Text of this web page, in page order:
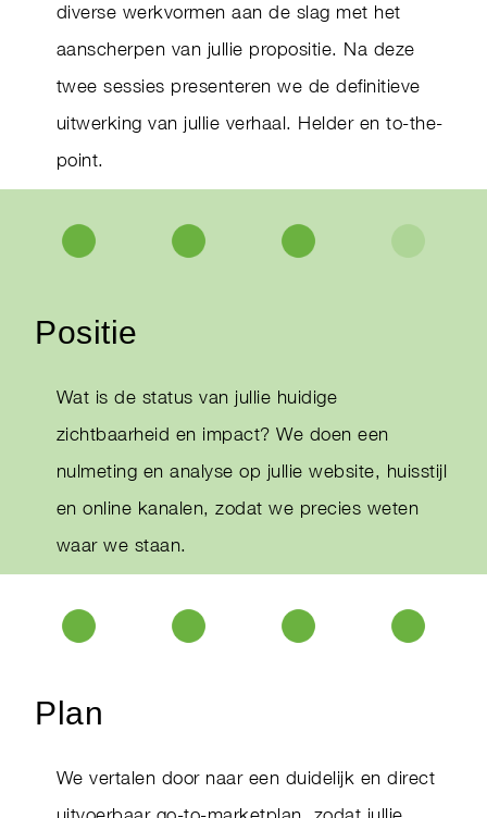
diverse werkvormen aan de slag met het
aanscherpen van jullie propositie. Na deze
twee sessies presenteren we de definitieve
uitwerking van jullie verhaal. Helder en to-the-
point.
Positie
Wat is de status van jullie huidige
zichtbaarheid en impact? We doen een
nulmeting en analyse op jullie website, huisstijl
en online kanalen, zodat we precies weten
waar we staan.
Plan
We vertalen door naar een duidelijk en direct